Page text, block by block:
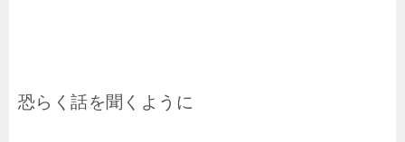
恐らく話を聞くように